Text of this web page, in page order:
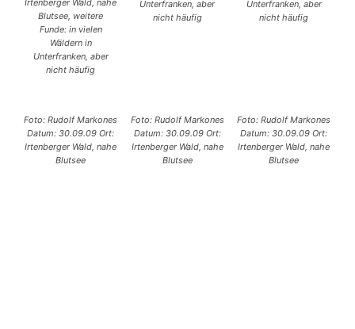
Irtenberger Wald, nahe
Blutsee, weitere
Funde: in vielen
Wäldern in
Unterfranken, aber
nicht häufig
Unterfranken, aber
nicht häufig
Unterfranken, aber
nicht häufig
Foto: Rudolf Markones
Datum: 30.09.09 Ort:
Irtenberger Wald, nahe
Blutsee
Foto: Rudolf Markones
Datum: 30.09.09 Ort:
Irtenberger Wald, nahe
Blutsee
Foto: Rudolf Markones
Datum: 30.09.09 Ort:
Irtenberger Wald, nahe
Blutsee